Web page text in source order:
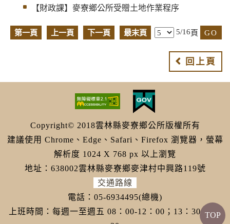
【財政課】麥寮鄉公所受贈土地作業程序
第一頁 上一頁 下一頁 最末頁 5/16頁
回上頁
Copyright© 2018雲林縣麥寮鄉公所版權所有
建議使用 Chrome、Edge、Safari、Firefox 瀏覽器，螢幕
解析度 1024 X 768 px 以上瀏覽
地址：638002雲林縣麥寮鄉麥津村中興路119號
交通路線
電話：05-6934495(總機)
上班時間：每週一至週五 08：00-12：00；13：30-17：
TOP